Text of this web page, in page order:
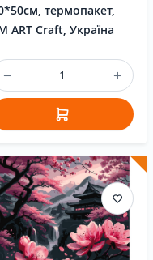
термопакет,
ART Craft, Україна